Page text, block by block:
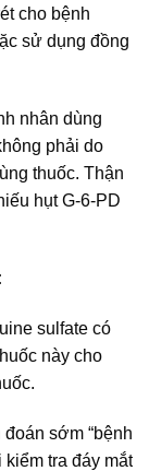
cho bệnh
sử dụng đồng
nhân dùng
phải do
thuốc. Thận
hụt G-6-PD
sulfate có
này cho
sớm “bệnh
kiểm tra đáy mắt